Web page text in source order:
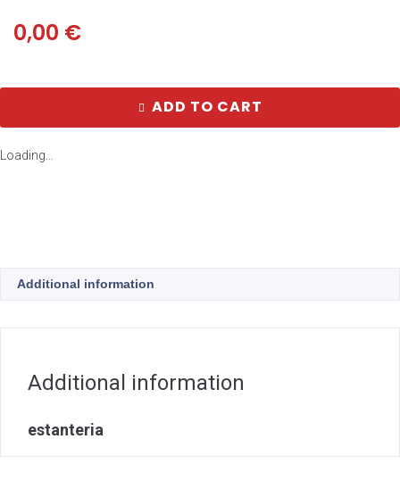
0,00 €
ADD TO CART
Loading...
Additional information
Additional information
estanteria